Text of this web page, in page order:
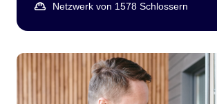
Netzwerk von 1578 Schlossern